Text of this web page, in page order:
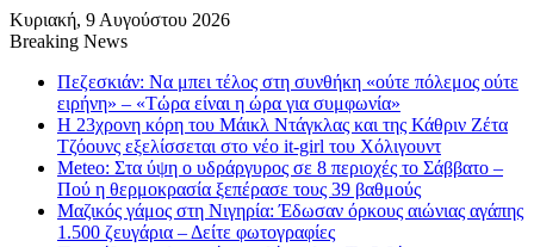
Κυριακή, 9 Αυγούστου 2026
Breaking News
Πεζεσκιάν: Να μπει τέλος στη συνθήκη «ούτε πόλεμος ούτε
ειρήνη» – «Τώρα είναι η ώρα για συμφωνία»
Η 23χρονη κόρη τoυ Μάικλ Ντάγκλας και της Κάθριν Ζέτα
Τζόουνς εξελίσσεται στο νέο it-girl του Χόλιγουντ
Meteo: Στα ύψη ο υδράργυρος σε 8 περιοχές το Σάββατο –
Πού η θερμοκρασία ξεπέρασε τους 39 βαθμούς
Μαζικός γάμος στη Νιγηρία: Έδωσαν όρκους αιώνιας αγάπης
1.500 ζευγάρια – Δείτε φωτογραφίες